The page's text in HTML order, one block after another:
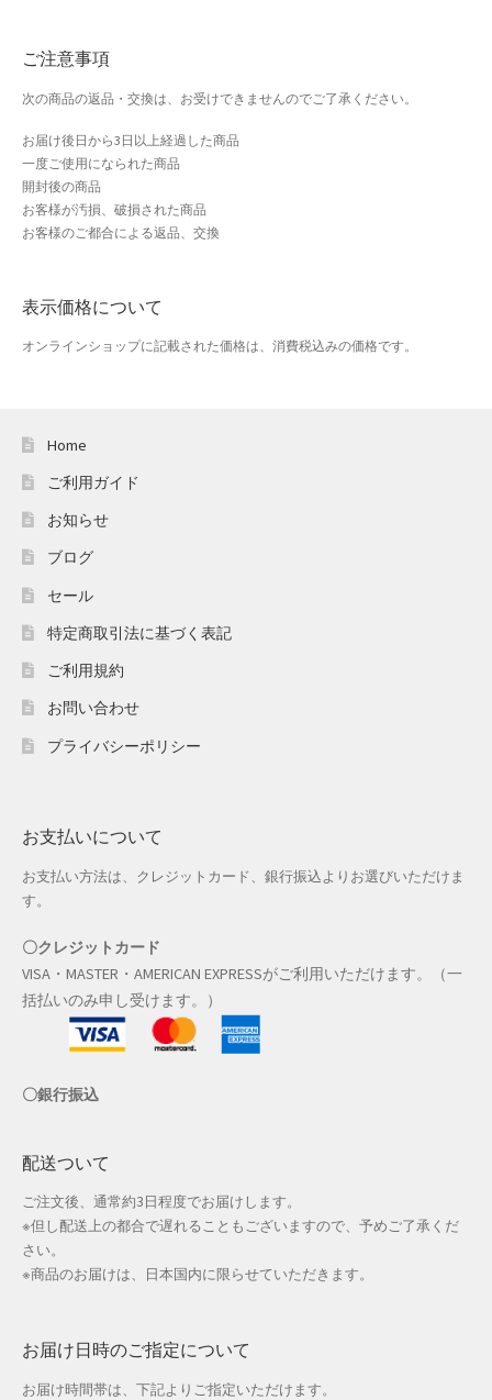
おすすめショップとは
スプリングセール
セール
ハロウィン特集
ベンダーメンバーシップ
ベンダー登録
マイアカウント
配送先住所
入園・入学特集
冬服ファッション特集
商品一覧
夏服ファッション特集
成人の日特集
支払い
配送先住所
新春・初売り特集
ご注意事項
次の商品の返品・交換は、お受けできませんのでご了承ください。
お届け後日から3日以上経過した商品
一度ご使用になられた商品
開封後の商品
お客様が汚損、破損された商品
お客様のご都合による返品、交換
表示価格について
オンラインショップに記載された価格は、消費税込みの価格です。
Home
ご利用ガイド
お知らせ
ブログ
セール
特定商取引法に基づく表記
ご利用規約
お問い合わせ
プライバシーポリシー
お支払いについて
お支払い方法は、クレジットカード、銀行振込よりお選びいただけま
す。
〇クレジットカード
VISA・MASTER・AMERICAN EXPRESSがご利用いただけます。（一
括払いのみ申し受けます。）
〇銀行振込
配送ついて
ご注文後、通常約3日程度でお届けします。
※但し配送上の都合で遅れることもございますので、予めご了承くだ
さい。
※商品のお届けは、日本国内に限らせていただきます。
お届け日時のご指定について
お届け時間帯は、下記よりご指定いただけます。